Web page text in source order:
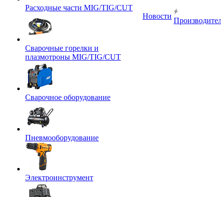
Расходные части MIG/TIG/CUT
Сварочные горелки и
плазмотроны MIG/TIG/CUT
Сварочное оборудование
Пневмооборудование
Электроинструмент
Новости